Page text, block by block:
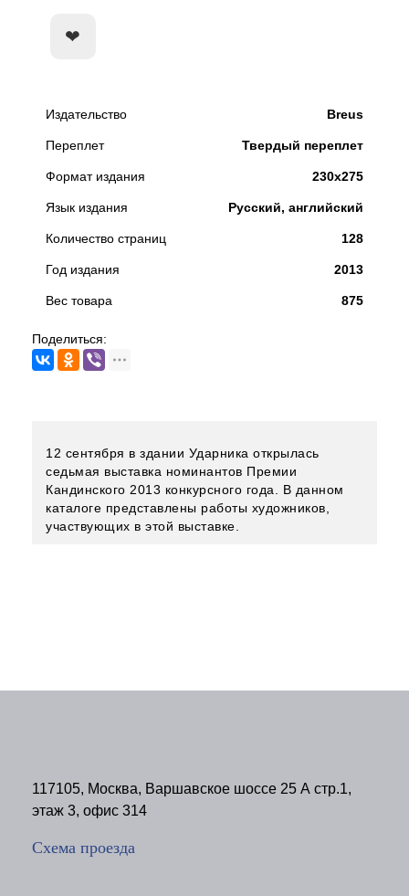
Издательство Breus
Переплет Твердый переплет
Формат издания 230x275
Язык издания Русский, английский
Количество страниц 128
Год издания 2013
Вес товара 875
Поделиться:
12 сентября в здании Ударника открылась
седьмая выставка номинантов Премии
Кандинского 2013 конкурсного года. В данном
каталоге представлены работы художников,
участвующих в этой выставке.
117105, Москва, Варшавское шоссе 25 А стр.1,
этаж 3, офис 314
Схема проезда